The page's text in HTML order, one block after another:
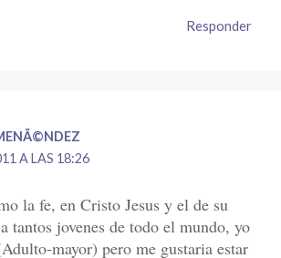
Responder
A LAS 18:26
la fe, en Cristo Jesus y el de su
tantos jovenes de todo el mundo, yo
mayor) pero me gustaria estar